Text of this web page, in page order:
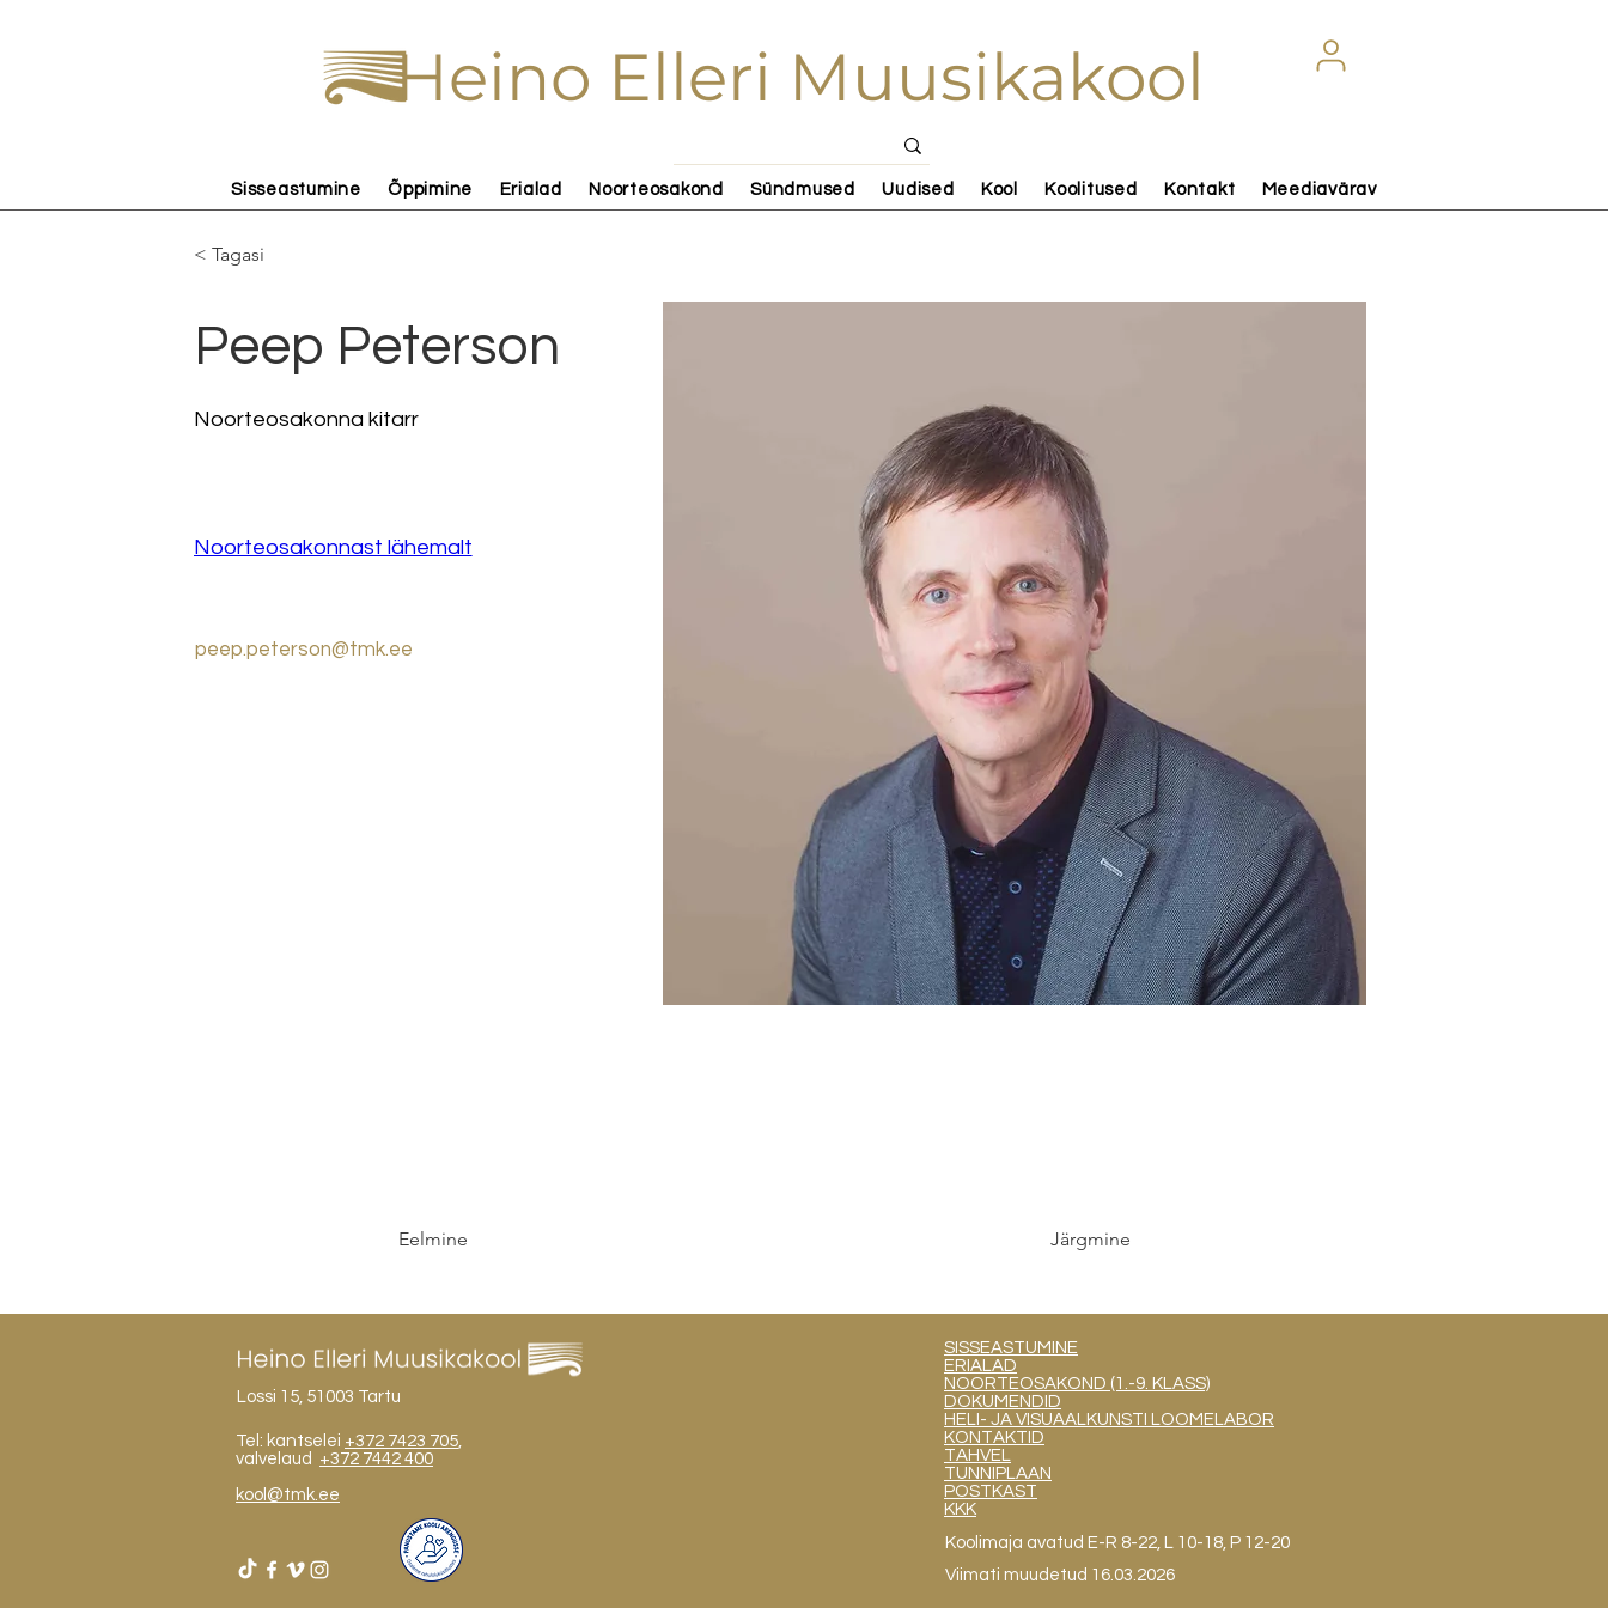
Heino Elleri Muusikakool
Sisseastumine Õppimine Erialad Noorteosakond Sündmused Uudised Kool Koolitused Kontakt Meediavärav
< Tagasi
Peep Peterson
Noorteosakonna kitarr
Noorteosakonnast lähemalt
peep.peterson@tmk.ee
Eelmine Järgmine
Lossi 15, 51003 Tartu
Tel: kantselei +372 7423 705,
valvelaud +372 7442 400
kool@tmk.ee
SISSEASTUMINE
ERIALAD
NOORTEOSAKOND (1.-9. KLASS)
DOKUMENDID
HELI- JA VISUAALKUNSTI LOOMELABOR
KONTAKTID
TAHVEL
TUNNIPLAAN
POSTKAST
KKK
Koolimaja avatud E-R 8-22, L 10-18, P 12-20
Viimati muudetud 16.03.2026